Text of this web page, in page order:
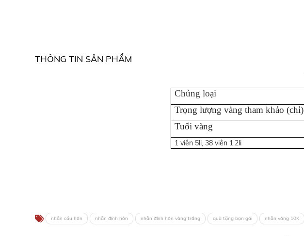
THÔNG TIN SẢN PHẨM
Chủng loại
Trọng lượng vàng tham khảo (chỉ)
Tuổi vàng
1 viên 5li, 38 viên 1.2li
nhẫn cầu hôn nhẫn đính hôn nhẫn đính hôn vàng trắng quà tặng bạn gái nhẫn vàng 10K